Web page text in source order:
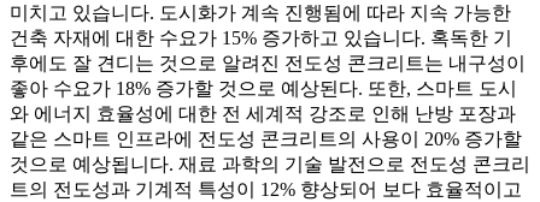
미치고 있습니다. 도시화가 계속 진행됨에 따라 지속 가능한
건축 자재에 대한 수요가 15% 증가하고 있습니다. 혹독한 기
후에도 잘 견디는 것으로 알려진 전도성 콘크리트는 내구성이
좋아 수요가 18% 증가할 것으로 예상된다. 또한, 스마트 도시
와 에너지 효율성에 대한 전 세계적 강조로 인해 난방 포장과
같은 스마트 인프라에 전도성 콘크리트의 사용이 20% 증가할
것으로 예상됩니다. 재료 과학의 기술 발전으로 전도성 콘크리
트의 전도성과 기계적 특성이 12% 향상되어 보다 효율적이고